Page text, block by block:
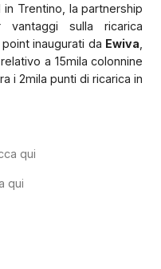
Trentino, la partnership
vantaggi sulla ricarica
inaugurati da Ewiva
a 15mila colonnine
i 2mila punti di ricarica in
qui
qui